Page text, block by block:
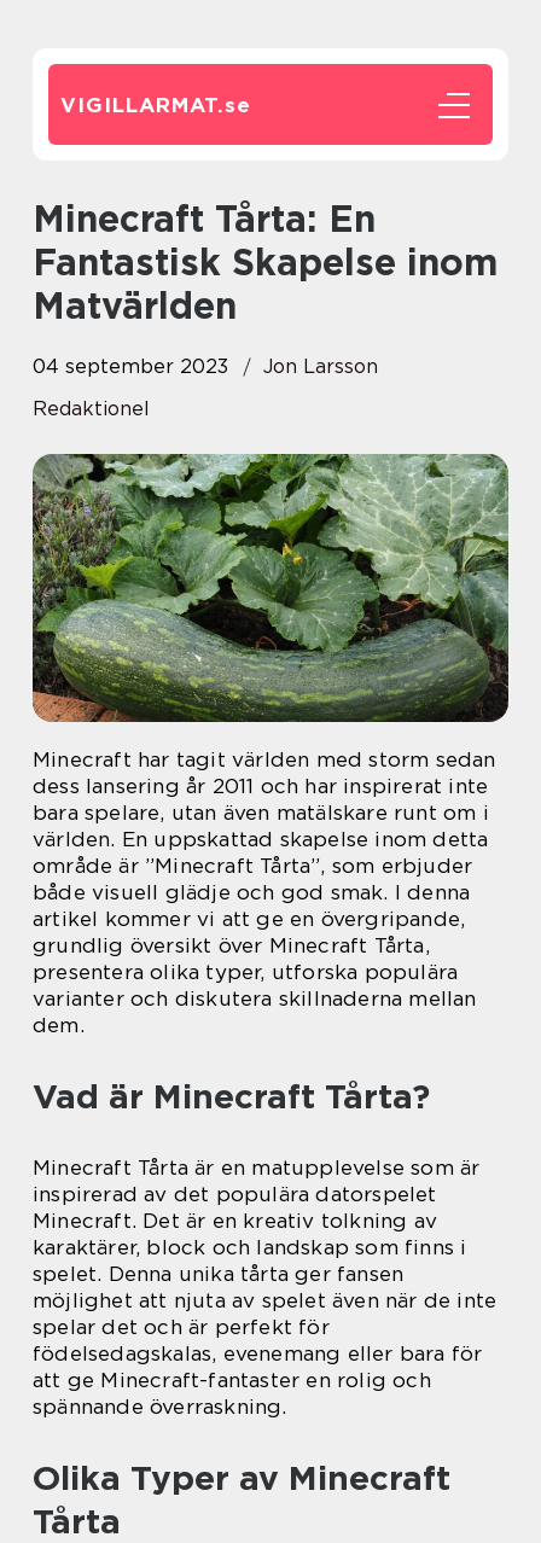
VIGILLARMAT.se
Minecraft Tårta: En
Fantastisk Skapelse inom
Matvärlden
04 september 2023
Jon Larsson
Redaktionel
Minecraft har tagit världen med storm sedan
dess lansering år 2011 och har inspirerat inte
bara spelare, utan även matälskare runt om i
världen. En uppskattad skapelse inom detta
område är ”Minecraft Tårta”, som erbjuder
både visuell glädje och god smak. I denna
artikel kommer vi att ge en övergripande,
grundlig översikt över Minecraft Tårta,
presentera olika typer, utforska populära
varianter och diskutera skillnaderna mellan
dem.
Vad är Minecraft Tårta?
Minecraft Tårta är en matupplevelse som är
inspirerad av det populära datorspelet
Minecraft. Det är en kreativ tolkning av
karaktärer, block och landskap som finns i
spelet. Denna unika tårta ger fansen
möjlighet att njuta av spelet även när de inte
spelar det och är perfekt för
födelsedagskalas, evenemang eller bara för
att ge Minecraft-fantaster en rolig och
spännande överraskning.
Olika Typer av Minecraft
Tårta